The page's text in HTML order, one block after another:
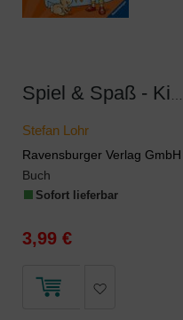
Stefan Lohr
Ravensburger Verlag GmbH
Buch
Sofort lieferbar
3,99 €